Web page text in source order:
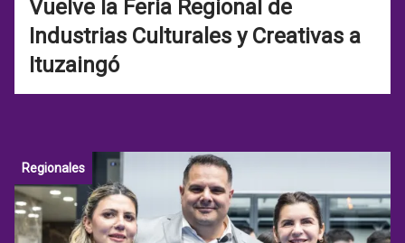
Vuelve la Feria Regional de
Industrias Culturales y Creativas a
Ituzaingó
Regionales